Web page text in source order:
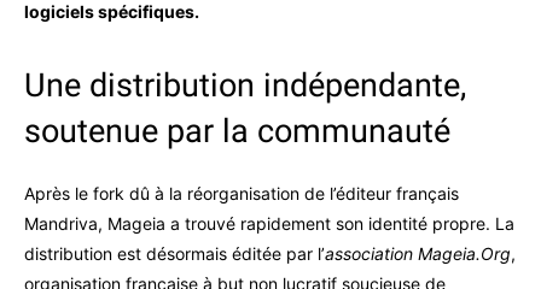
logiciels spécifiques.
Une distribution indépendante,
soutenue par la communauté
Après le fork dû à la réorganisation de l’éditeur français
Mandriva, Mageia a trouvé rapidement son identité propre. La
distribution est désormais éditée par l’association Mageia.Org,
organisation française à but non lucratif soucieuse de